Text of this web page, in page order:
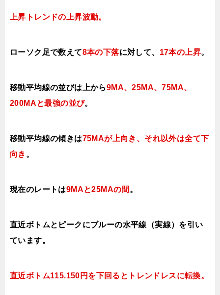
上昇トレンドの上昇波動。
ローソク足で数えて8本の下落に対して、 17本の上昇。
移動平均線の並びは上から9MA、25MA、75MA、
200MAと最強の並び。
移動平均線の傾きは75MAが上向き、それ以外は全て下
向き 。
現在のレートは9MAと25MAの間 。
直近ボトムとピークにブルーの水平線（実線）を引い
ています。
直近ボトム115.150円を下回ると トレンドレスに転換。